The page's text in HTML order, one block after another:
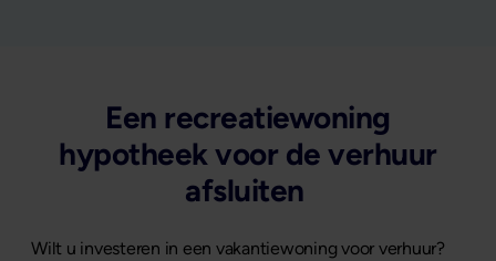
Een recreatiewoning
hypotheek voor de verhuur
afsluiten
Wilt u investeren in een vakantiewoning voor verhuur?